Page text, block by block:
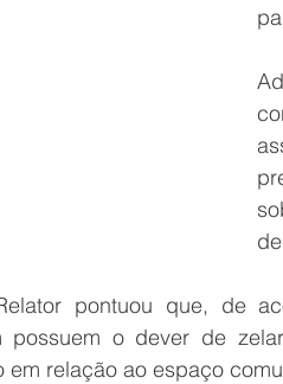
pontuou que, de
possuem o dever de
relação ao espaço